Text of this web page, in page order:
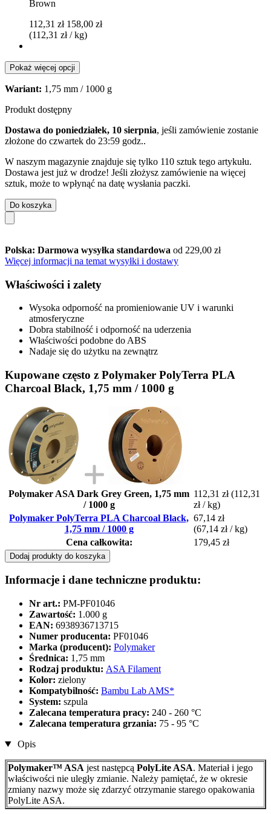
Brown
112,31 zł 158,00 zł
(112,31 zł / kg)
Pokaż więcej opcji
Wariant: 1,75 mm / 1000 g
Produkt dostępny
Dostawa do poniedziałek, 10 sierpnia, jeśli zamówienie zostanie
złożone do czwartek do 23:59 godz..
W naszym magazynie znajduje się tylko 110 sztuk tego artykułu.
Dostawa jest już w drodze! Jeśli złożysz zamówienie na więcej
sztuk, może to wpłynąć na datę wysłania paczki.
Do koszyka
Polska: Darmowa wysyłka standardowa od 229,00 zł
Więcej informacji na temat wysyłki i dostawy
Właściwości i zalety
Wysoka odporność na promieniowanie UV i warunki
atmosferyczne
Dobra stabilność i odporność na uderzenia
Właściwości podobne do ABS
Nadaje się do użytku na zewnątrz
Kupowane często z Polymaker PolyTerra PLA
Charcoal Black, 1,75 mm / 1000 g
Polymaker ASA Dark Grey Green, 1,75 mm
/ 1000 g
112,31 zł (112,31
zł / kg)
Polymaker PolyTerra PLA Charcoal Black,
1,75 mm / 1000 g
67,14 zł
(67,14 zł / kg)
Cena całkowita:
179,45 zł
Dodaj produkty do koszyka
Informacje i dane techniczne produktu:
Nr art.: PM-PF01046
Zawartość: 1.000 g
EAN: 6938936713715
Numer producenta: PF01046
Marka (producent): Polymaker
Średnica: 1,75 mm
Rodzaj produktu: ASA Filament
Kolor: zielony
Kompatybilność: Bambu Lab AMS*
System: szpula
Zalecana temperatura pracy: 240 - 260 °C
Zalecana temperatura grzania: 75 - 95 °C
Opis
Polymaker™ ASA jest następcą PolyLite ASA. Materiał i jego
właściwości nie uległy zmianie. Należy pamiętać, że w okresie
zmiany nazwy może się zdarzyć otrzymanie starego opakowania
PolyLite ASA.